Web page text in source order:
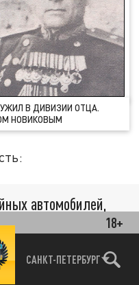
18+
САНКТ-ПЕТЕРБУРГ
В ДИВИЗИИ ОТЦА.
НОВИКОВЫМ
автомобилей,
Тогда наши
пленных
чувствовали